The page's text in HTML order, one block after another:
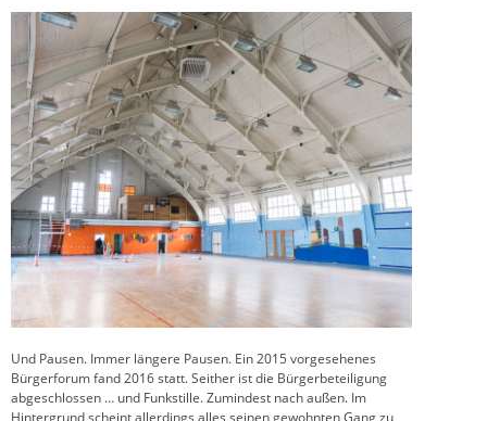
Und Pausen. Immer längere Pausen. Ein 2015 vorgesehenes
Bürgerforum fand 2016 statt. Seither ist die Bürgerbeteiligung
abgeschlossen … und Funkstille. Zumindest nach außen. Im